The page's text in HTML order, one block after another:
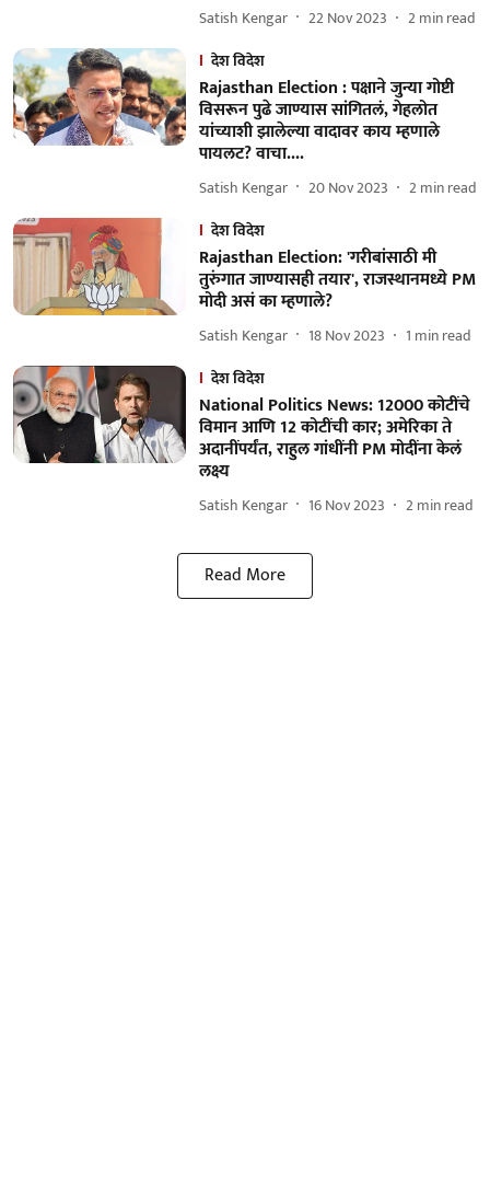
Satish Kengar 22 Nov 2023 2min read
देश विदेश
Rajasthan Election : पक्षाने जुन्या गोष्टी
विसरून पुढे जाण्यास सांगितलं, गेहलोत
यांच्याशी झालेल्या वादावर काय म्हणाले
पायलट? वाचा....
Satish Kengar 20 Nov 2023 2min read
देश विदेश
Rajasthan Election: 'गरीबांसाठी मी
तुरुंगात जाण्यासही तयार', राजस्थानमध्ये PM
मोदी असं का म्हणाले?
Satish Kengar 18 Nov 2023 1 min read
देश विदेश
National Politics News: 12000 कोटींचे
विमान आणि 12 कोटींची कार; अमेरिका ते
अदानींपर्यंत, राहुल गांधींनी PM मोदींना केलं
लक्ष्य
Satish Kengar 16 Nov 2023 2min read
Read More